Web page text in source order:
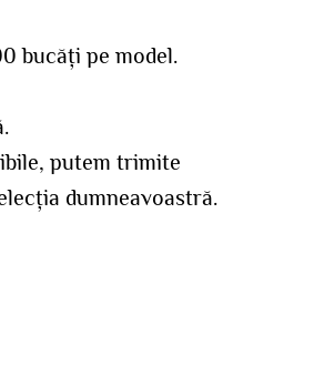
bucăți pe model.
putem trimite
dumneavoastră.